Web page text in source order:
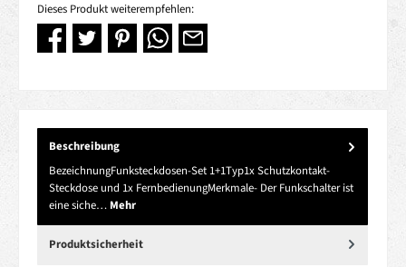
Dieses Produkt weiterempfehlen:
Beschreibung
BezeichnungFunksteckdosen-Set 1+1Typ1x Schutzkontakt-
Steckdose und 1x FernbedienungMerkmale- Der Funkschalter ist
eine siche… Mehr
Produktsicherheit